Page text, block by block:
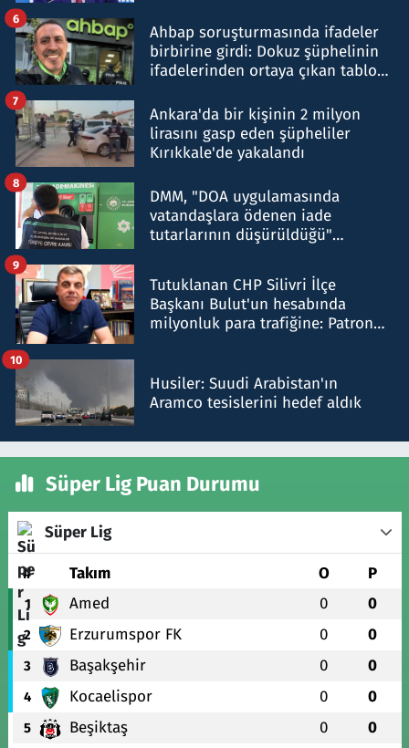
Ahbap soruşturmasında ifadeler
birbirine girdi: Dokuz şüphelinin
ifadelerinden ortaya çıkan tablo
6
Ankara'da bir kişinin 2 milyon
lirasını gasp eden şüpheliler
Kırıkkale'de yakalandı
7
DMM, "DOA uygulamasında
vatandaşlara ödenen iade
tutarlarının düşürüldüğü"
8
Tutuklanan CHP Silivri İlçe
Başkanı Bulut'un hesabında
milyonluk para trafiğine: Patron
9
Husiler: Suudi Arabistan'ın
Aramco tesislerini hedef aldık
10
Süper Lig Puan Durumu
Süper Lig
# Takım O P
1 Amed 0 0
2 Erzurumspor FK 0 0
3 Başakşehir 0 0
4 Kocaelispor 0 0
5 Beşiktaş 0 0